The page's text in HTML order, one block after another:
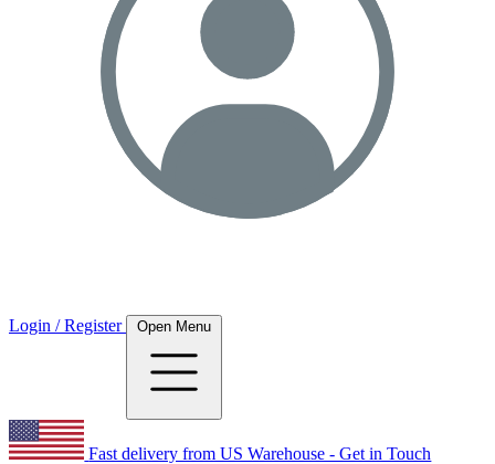
Login / Register Open Menu
Fast delivery from US Warehouse - Get in Touch